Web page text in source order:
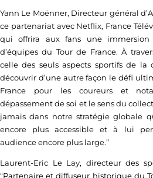
Yann Le Moënner, Directeur général
ce partenariat avec Netflix, France
qui offrira aux fans une immersion
d’équipes du Tour de France. À
celle des seuls aspects sportifs de
découvrir d’une autre façon le défi
France pour les coureurs et
dépassement de soi et le sens du
jamais dans notre stratégie globale
encore plus accessible et à lui
audience encore plus large.”
Laurent-Eric Le Lay, directeur des
“Partenaire et diffuseur historique du